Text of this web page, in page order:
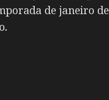
de janeiro de